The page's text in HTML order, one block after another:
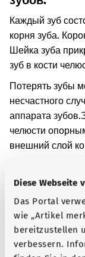
Diese Webseite
Das Portal
wie „Artikel
bereitzustellen
verbessern.
Каждый зуб
корня зуба.
Шейка зуба
зуб в кости
Потерять зубы
несчастного
аппарата зубов.
челюсти
внешний слой
челюсти,
также удаляют,